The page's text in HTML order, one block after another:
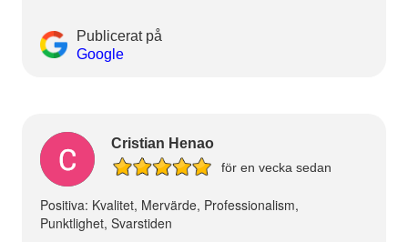
Publicerat på
Google
Cristian Henao
för en vecka sedan
Positiva: Kvalitet, Mervärde, Professionalism,
Punktlighet, Svarstiden